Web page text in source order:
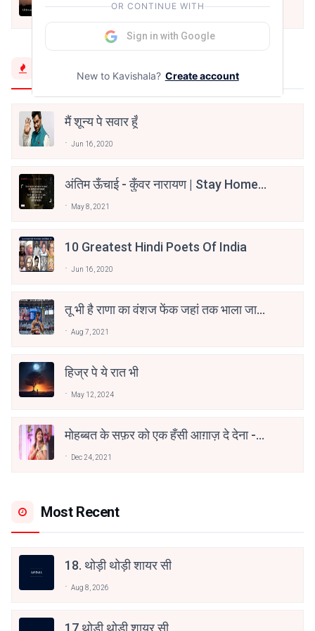
Trending Now
मैं शून्य पे सवार हूँ
Jun 16, 2020
अंतिम ऊँचाई - कुँवर नारायण | Stay Home
May 8, 2021
10 Greatest Hindi Poets Of India
Jun 16, 2020
तू भी है राणा का वंशज फेंक जहां तक भाला जाए:
Aug 7, 2021
हिज्र पे ये रात भी
May 12, 2024
मोहब्बत के सफ़र को एक हँसी आग़ाज़ दे देना -
Dec 24, 2021
Most Recent
18. थोड़ी थोड़ी शायर सी
Aug 8, 2026
17.थोड़ी थोड़ी शायर सी
OR CONTINUE WITH
Sign in with Google
New to Kavishala? Create account